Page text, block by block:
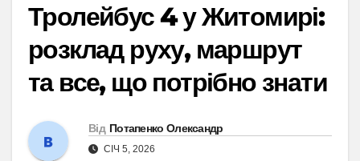
Тролейбус 4 у Житомирі:
розклад руху, маршрут
та все, що потрібно знати
Від Потапенко Олександр
СІЧ 5, 2026